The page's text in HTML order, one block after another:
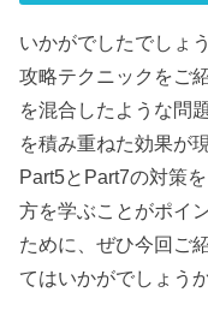
いかがでしたでしょ
攻略テクニックをご
を混合したような問
を積み重ねた効果が
Part5とPart7の対策
方を学ぶことがポイ
ために、ぜひ今回ご
てはいかがでしょうか